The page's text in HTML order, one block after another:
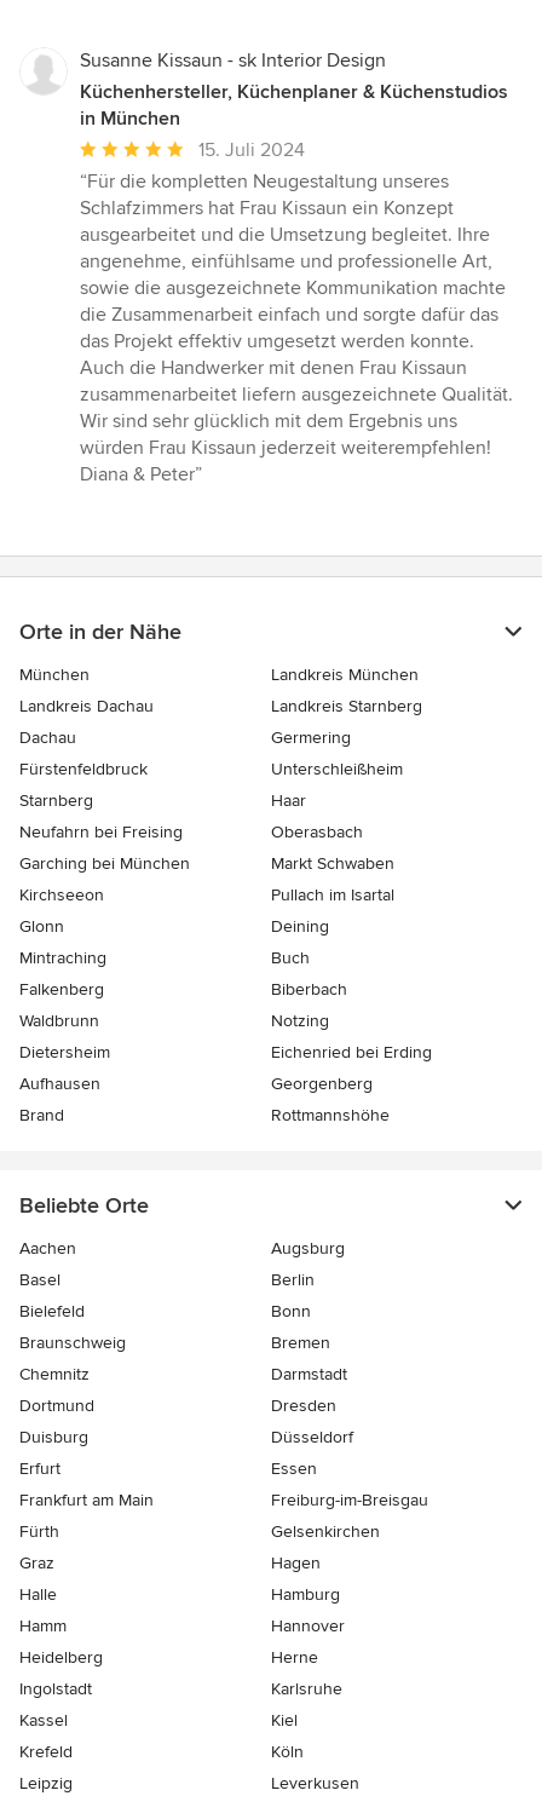
Susanne Kissaun - sk Interior Design
Küchenhersteller, Küchenplaner & Küchenstudios
in München
Durchschnittliche
Bewertung:
5
von
5
Sternen
15. Juli 2024
“Für die kompletten Neugestaltung unseres
Schlafzimmers hat Frau Kissaun ein Konzept
ausgearbeitet und die Umsetzung begleitet. Ihre
angenehme, einfühlsame und professionelle Art,
sowie die ausgezeichnete Kommunikation machte
die Zusammenarbeit einfach und sorgte dafür das
das Projekt effektiv umgesetzt werden konnte.
Auch die Handwerker mit denen Frau Kissaun
zusammenarbeitet liefern ausgezeichnete Qualität.
Wir sind sehr glücklich mit dem Ergebnis uns
würden Frau Kissaun jederzeit weiterempfehlen!
Diana & Peter”
Orte in der Nähe
München
Landkreis München
Landkreis Dachau
Landkreis Starnberg
Dachau
Germering
Fürstenfeldbruck
Unterschleißheim
Starnberg
Haar
Neufahrn bei Freising
Oberasbach
Garching bei München
Markt Schwaben
Kirchseeon
Pullach im Isartal
Glonn
Deining
Mintraching
Buch
Falkenberg
Biberbach
Waldbrunn
Notzing
Dietersheim
Eichenried bei Erding
Aufhausen
Georgenberg
Brand
Rottmannshöhe
Beliebte Orte
Aachen
Augsburg
Basel
Berlin
Bielefeld
Bonn
Braunschweig
Bremen
Chemnitz
Darmstadt
Dortmund
Dresden
Duisburg
Düsseldorf
Erfurt
Essen
Frankfurt am Main
Freiburg-im-Breisgau
Fürth
Gelsenkirchen
Graz
Hagen
Halle
Hamburg
Hamm
Hannover
Heidelberg
Herne
Ingolstadt
Karlsruhe
Kassel
Kiel
Krefeld
Köln
Leipzig
Leverkusen